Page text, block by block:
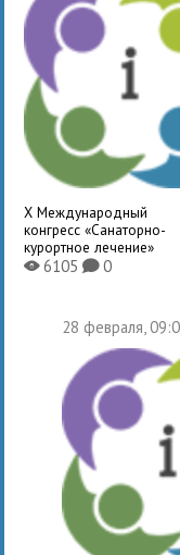
X Международный
конгресс «Санаторно-
курортное лечение»
X6105K0
28 февраля,